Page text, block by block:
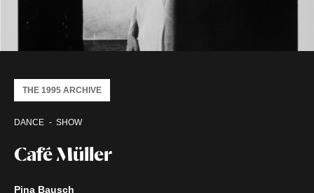
Café Müller
DANCE SHOW
THE 1995 ARCHIVE
Pina Bausch